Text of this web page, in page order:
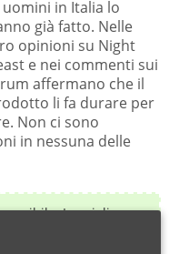
uomini in Italia lo
già fatto. Nelle
opinioni su Night
e nei commenti sui
affermano che il
li fa durare per
Non ci sono
in nessuna delle
La migliore